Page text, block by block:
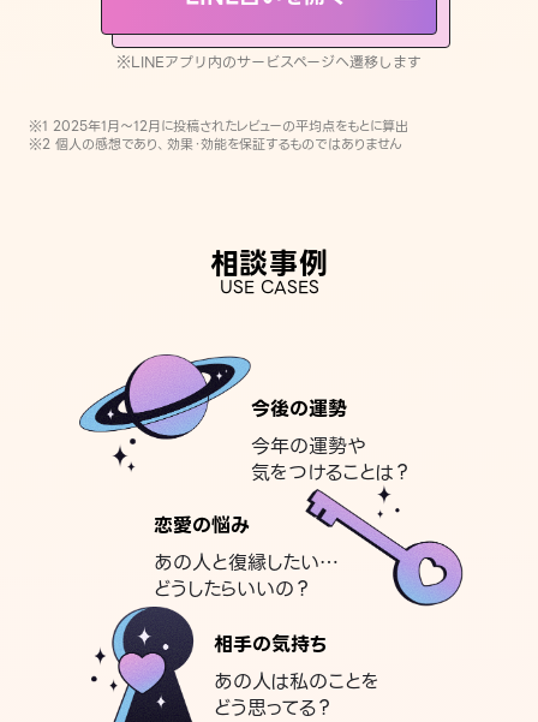
※LINEアプリ内のサービスページへ遷移します
※1 2025年1月〜12月に投稿されたレビューの平均点をもとに算出
※2 個人の感想であり、効果・効能を保証するものではありません
相談事例
USE CASES
今後の運勢
今年の運勢や
気をつけることは？
恋愛の悩み
あの人と復縁したい…
どうしたらいいの？
相手の気持ち
あの人は私のことを
どう思ってる？